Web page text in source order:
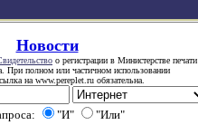
Новости
о регистрации в Министерстве
При полном или частичном использовании
на www.pereplet.ru обязательна.
"И" "Или"